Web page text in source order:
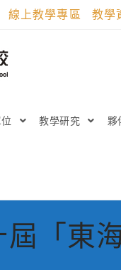
線上教學專區 教學
教學研究 夥
「東